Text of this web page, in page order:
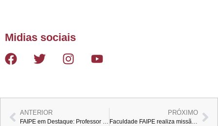
Midias sociais
ANTERIOR
FAIPE em Destaque: Professor Marcos Crepaldi Recebe Moção na Assembleia Legislativa e Reforça o Compromisso com a Odontologia de Excelência e Responsabilidade Social
PRÓXIMO
Faculdade FAIPE realiza missão humanitária na África